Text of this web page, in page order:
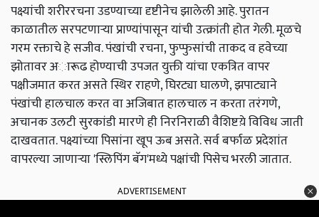
पक्ष्यांची शरीररचना उडण्याच्या दृष्टीनेच झालेली आहे. पुरातन
काळातील सरपटणाऱ्या प्राण्यांपासून यांची उत्क्रांती होत गेली. मूळचे
गरम रक्ताचे हे सजीव. पंखांची रचना, फुप्फुसांची ताकद व हवेच्या
झोतावर अारूढ होण्याची उपजत युक्ती यांचा एकत्रित वापर
पक्षीजमात करत असते स्थिर राहणे, घिरट्या घालणे, झपाट्याने
पंखांची हालचाल करत वा अजिबात हालचाल न करता तरंगणे,
अचानक उलटी सुरकांडी मारणे ही निरनिराळी वैशिष्टय़े विविध जाती
दाखवतात. पक्ष्यांच्या पिसांना खूप ऊब असते. सर्व बर्फाळ प्रदेशांत
वापरल्या जाणाऱ्या 'स्लिपिंग बॅग'मध्ये पक्षांची पिसेच भरली जातात.
ADVERTISEMENT